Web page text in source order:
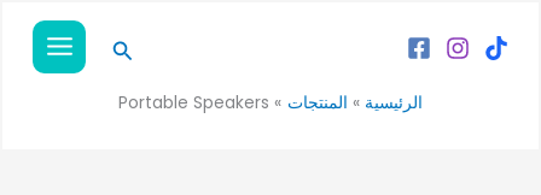
البحث
الرئيسية المنتجات Portable Speakers